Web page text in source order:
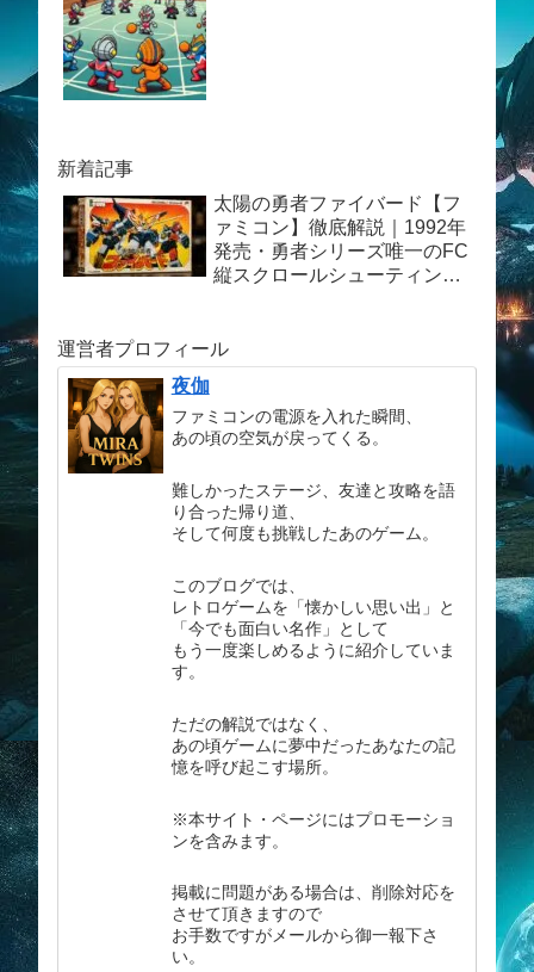
新着記事
太陽の勇者ファイバード【フ
ァミコン】徹底解説｜1992年
発売・勇者シリーズ唯一のFC
縦スクロールシューティング
運営者プロフィール
夜伽
ファミコンの電源を入れた瞬間、
あの頃の空気が戻ってくる。
難しかったステージ、友達と攻略を語
り合った帰り道、
そして何度も挑戦したあのゲーム。
このブログでは、
レトロゲームを「懐かしい思い出」と
「今でも面白い名作」として
もう一度楽しめるように紹介していま
す。
ただの解説ではなく、
あの頃ゲームに夢中だったあなたの記
憶を呼び起こす場所。
※本サイト・ページにはプロモーショ
ンを含みます。
掲載に問題がある場合は、削除対応を
させて頂きますので
お手数ですがメールから御一報下さ
い。